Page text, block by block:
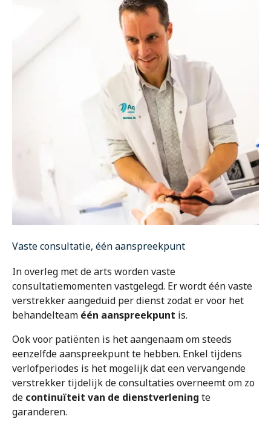
Maak een afspraak
Jobs
Zorgprofessionals
OrthoShop
Onderhoud & herstelling
FAQ
Vaste consultatie, één aanspreekpunt
In overleg met de arts worden vaste
consultatiemomenten vastgelegd. Er wordt één vaste
verstrekker aangeduid per dienst zodat er voor het
behandelteam één aanspreekpunt is.
Ook voor patiënten is het aangenaam om steeds
eenzelfde aanspreekpunt te hebben. Enkel tijdens
verlofperiodes is het mogelijk dat een vervangende
verstrekker tijdelijk de consultaties overneemt om zo
de continuïteit van de dienstverlening te
garanderen.